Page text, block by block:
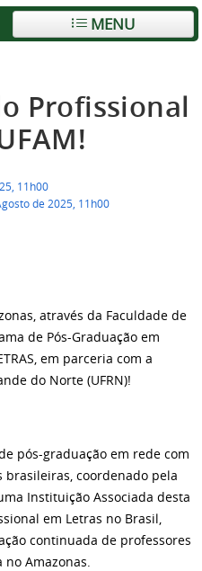
MENU
Profissional
11h00
de 2025, 11h00
através da Faculdade de
de Pós-Graduação em
em parceria com a
do Norte (UFRN)!
pós-graduação em rede com
coordenado pela
Instituição Associada desta
em Letras no Brasil,
continuada de professores
no Amazonas.